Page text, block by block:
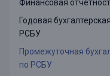
Финансовая
Годовая
РСБУ
Промежуточная
по РСБУ